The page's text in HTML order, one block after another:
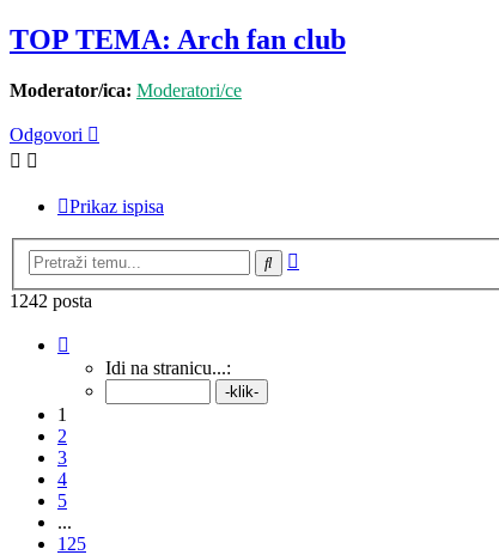
TOP TEMA: Arch fan club
Moderator/ica: Moderatori/ce
Odgovori
Prikaz ispisa
Pretražnik
1242 posta
125.
Idi na stranicu...:
1
2
3
4
5
...
125